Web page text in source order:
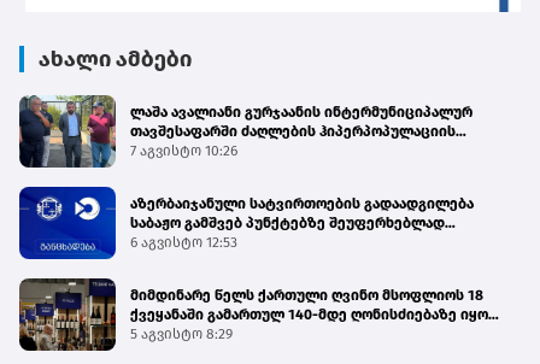
ახალი ამბები
ლაშა ავალიანი გურჯაანის ინტერმუნიციპალურ
თავშესაფარში ძაღლების ჰიპერპოპულაციის
მართვის პროგრამის მიმდინარეობას გაეცნო
7 აგვისტო 10:26
აზერბაიჯანული სატვირთოების გადაადგილება
საბაჟო გამშვებ პუნქტებზე შეუფერხებლად
მიმდინარეობს - შემოსავლების სამსახური
6 აგვისტო 12:53
მიმდინარე წელს ქართული ღვინო მსოფლიოს 18
ქვეყანაში გამართულ 140-მდე ღონისძიებაზე იყო
წარმოდგენილი
5 აგვისტო 8:29